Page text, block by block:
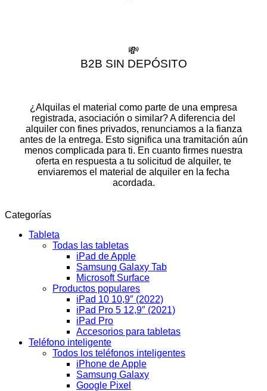
💸
B2B SIN DEPÓSITO
¿Alquilas el material como parte de una empresa
registrada, asociación o similar? A diferencia del
alquiler con fines privados, renunciamos a la fianza
antes de la entrega. Esto significa una tramitación aún
menos complicada para ti. En cuanto firmes nuestra
oferta en respuesta a tu solicitud de alquiler, te
enviaremos el material de alquiler en la fecha
acordada.
Categorías
Tableta
Todas las tabletas
iPad de Apple
Samsung Galaxy Tab
Microsoft Surface
Productos populares
iPad 10 10,9″ (2022)
iPad Pro 5 12,9″ (2021)
iPad Pro
Accesorios para tabletas
Teléfono inteligente
Todos los teléfonos inteligentes
iPhone de Apple
Samsung Galaxy
Google Pixel